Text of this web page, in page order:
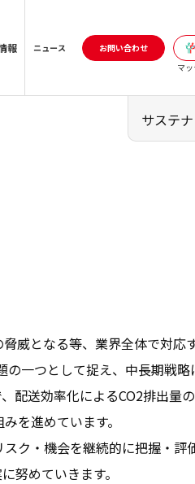
報 ニュース
お問い合わせ
マ
サステ
社会
マルチ
威となる等、業界全体で対応
一つとして捉え、中長期戦
配送効率化によるCO2排出量
を進めています。
ク・機会を継続的に把握・評
努めていきます。